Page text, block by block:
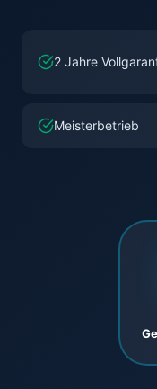
2 Jahre
Meisterbetrieb